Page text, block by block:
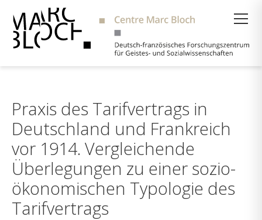
Praxis des Tarifvertrags in
Deutschland und Frankreich
vor 1914. Vergleichende
Überlegungen zu einer sozio-
ökonomischen Typologie des
Tarifvertrags